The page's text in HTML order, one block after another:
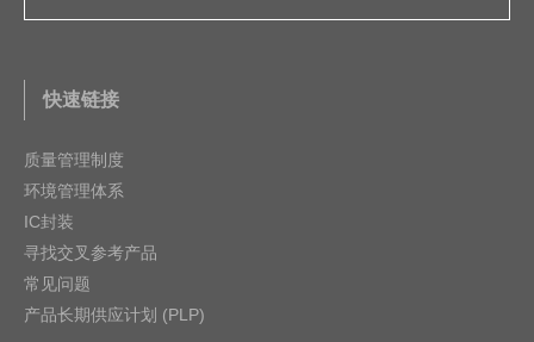
快速链接
质量管理制度
环境管理体系
IC封装
寻找交叉参考产品
常见问题
产品长期供应计划 (PLP)